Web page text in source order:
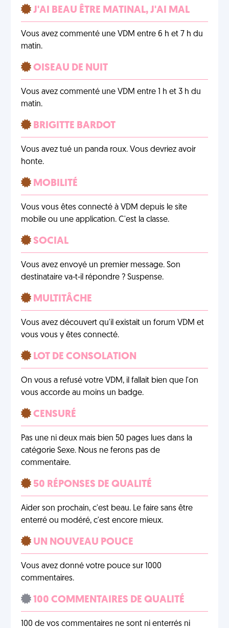
J'AI BEAU ÊTRE MATINAL, J'AI MAL
Vous avez commenté une VDM entre 6 h et 7 h du
matin.
OISEAU DE NUIT
Vous avez commenté une VDM entre 1 h et 3 h du
matin.
BRIGITTE BARDOT
Vous avez tué un panda roux. Vous devriez avoir
honte.
MOBILITÉ
Vous vous êtes connecté à VDM depuis le site
mobile ou une application. C'est la classe.
SOCIAL
Vous avez envoyé un premier message. Son
destinataire va-t-il répondre ? Suspense.
MULTITÂCHE
Vous avez découvert qu'il existait un forum VDM et
vous vous y êtes connecté.
LOT DE CONSOLATION
On vous a refusé votre VDM, il fallait bien que l'on
vous accorde au moins un badge.
CENSURÉ
Pas une ni deux mais bien 50 pages lues dans la
catégorie Sexe. Nous ne ferons pas de
commentaire.
50 RÉPONSES DE QUALITÉ
Aider son prochain, c'est beau. Le faire sans être
enterré ou modéré, c'est encore mieux.
UN NOUVEAU POUCE
Vous avez donné votre pouce sur 1000
commentaires.
100 COMMENTAIRES DE QUALITÉ
100 de vos commentaires ne sont ni enterrés ni